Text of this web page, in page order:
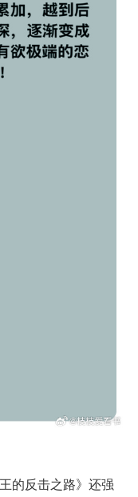
的反击之路》还强